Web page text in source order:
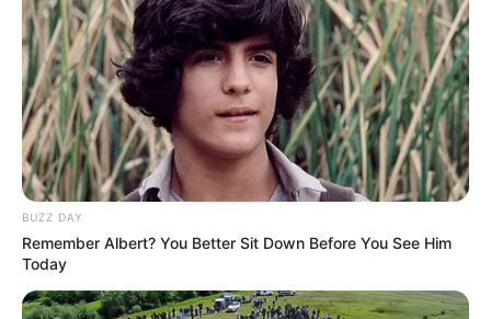
BUZZ DAY
Remember Albert? You Better Sit Down Before You See Him
Today